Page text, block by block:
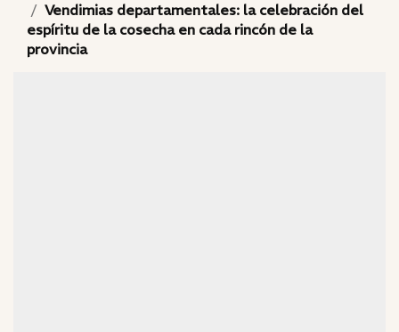
Vendimias departamentales: la celebración del
espíritu de la cosecha en cada rincón de la
provincia